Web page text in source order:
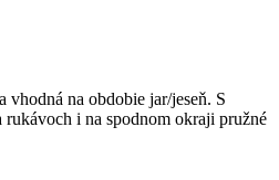
vhodná na obdobie jar/jeseň. S
i na spodnom okraji pružné